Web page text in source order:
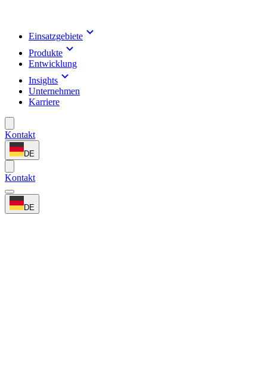
Einsatzgebiete
Produkte
Entwicklung
Insights
Unternehmen
Karriere
Kontakt
DE
Kontakt
DE